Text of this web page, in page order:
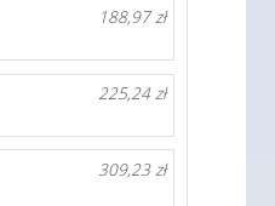
188,97 zł
225,24 zł
309,23 zł